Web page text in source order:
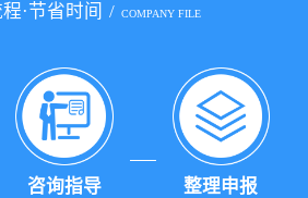
·节省时间 / COMPANY FILE
咨询指导 整理申报